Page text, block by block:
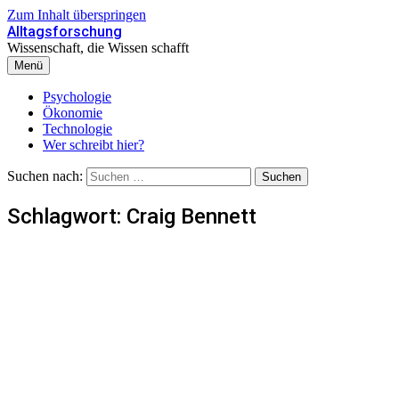
Zum Inhalt überspringen
Alltagsforschung
Wissenschaft, die Wissen schafft
Menü
Psychologie
Ökonomie
Technologie
Wer schreibt hier?
Suchen nach:
Schlagwort: Craig Bennett